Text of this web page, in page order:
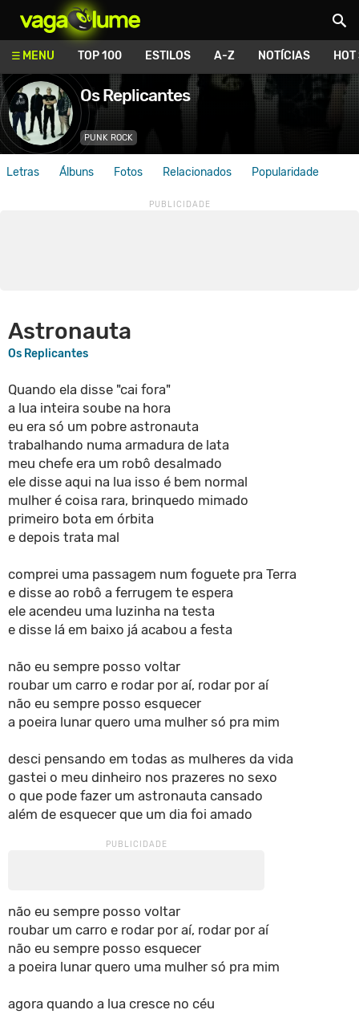
MENU TOP 100 ESTILOS A-Z NOTÍCIAS
Os Replicantes
PUNK ROCK
Letras Álbuns Fotos Relacionados Popularidade
Astronauta
Os Replicantes
Quando ela disse "cai fora"
a lua inteira soube na hora
eu era só um pobre astronauta
trabalhando numa armadura de lata
meu chefe era um robô desalmado
ele disse aqui na lua isso é bem normal
mulher é coisa rara, brinquedo mimado
primeiro bota em órbita
e depois trata mal
comprei uma passagem num foguete pra Terra
e disse ao robô a ferrugem te espera
ele acendeu uma luzinha na testa
e disse lá em baixo já acabou a festa
não eu sempre posso voltar
roubar um carro e rodar por aí, rodar por aí
não eu sempre posso esquecer
a poeira lunar quero uma mulher só pra mim
desci pensando em todas as mulheres da vida
gastei o meu dinheiro nos prazeres no sexo
o que pode fazer um astronauta cansado
além de esquecer que um dia foi amado
não eu sempre posso voltar
roubar um carro e rodar por aí, rodar por aí
não eu sempre posso esquecer
a poeira lunar quero uma mulher só pra mim
agora quando a lua cresce no céu